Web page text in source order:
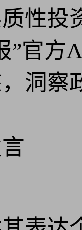
性投
”官方
洞察